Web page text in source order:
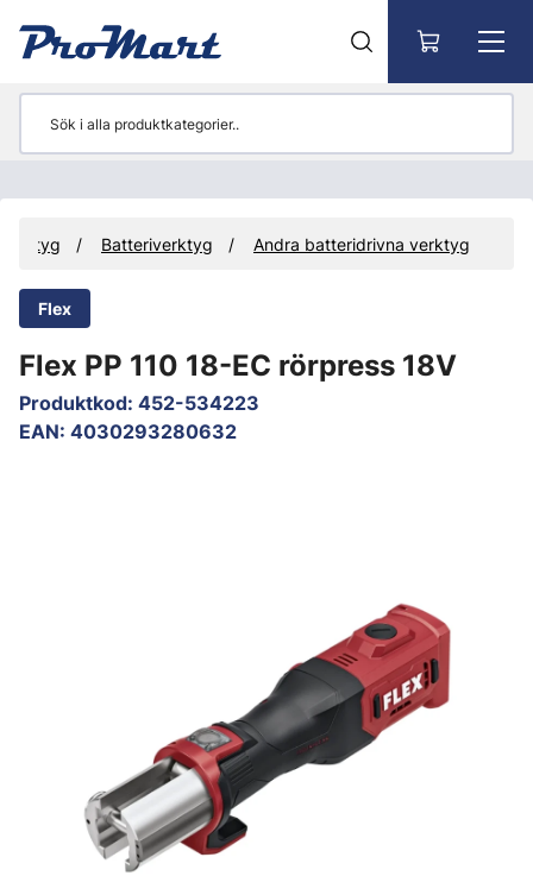
Verktyg Batteriverktyg Andra batteridrivna verktyg
Flex
Flex PP 110 18-EC rörpress 18V
Produktkod: 452-534223
EAN: 4030293280632